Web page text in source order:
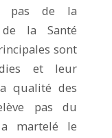
pas de la
la Santé
sont
et leur
qualité des
pas du
martelé le